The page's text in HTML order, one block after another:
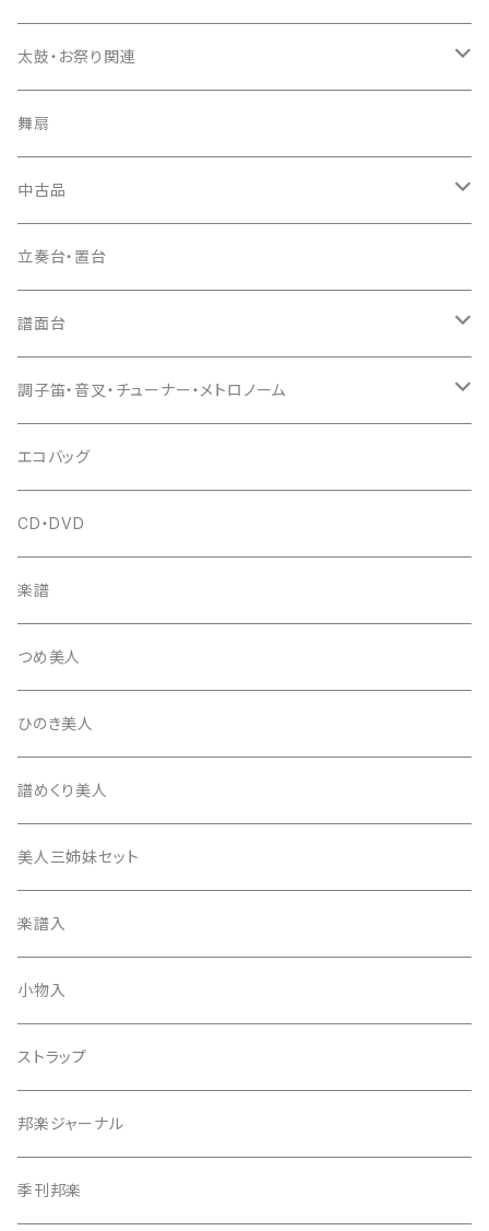
口前袋・尾布
爪・爪輪
爪入
爪駒入
猫足入
爪ばさみ
箏柱
柱入
平柱入
三角柱入
琴台
13絃用琴台（低）
13絃用琴台（高）
桐柱箱
消音フェルト
長トランク・三ツ折トランク
ソフトケース
雨用カバー
長袋・三ツ組袋・胴袋
胴掛
根緒
糸
(丸三) 寿糸
はつね糸
駒
地唄駒
長唄駒
糸駒入
爪駒入
撥入
一丁撥入
三角撥入（ファスナー式）
撥
長唄・民謡撥
地唄撥
撥さや
撥滑り止めゴム
ひざゴム・胴ゴム・おひざもと
天神袋
天神巾着
指すり
つぼシール
撥皮・撥皮のり
尺八袋
歌口キャップ
つゆ切り
篠笛（本体）
お祭り用６穴
お祭り用７穴
篠笛袋
太鼓・お祭り関連
太鼓（本体）
太鼓撥
手拍子（チャンチャン）
当り鉦
シュモク（当り鉦バチ）
舞扇
中古品
箏（本体）
三味線（本体）
立奏台・置台
譜面台
座奏用譜面台
立奏用譜面台
調子笛・音叉・チューナー・メトロノーム
調子笛・音叉
チューナー・メトロノーム
エコバッグ
CD・DVD
楽譜
つめ美人
ひのき美人
譜めくり美人
美人三姉妹セット
楽譜入
小物入
ストラップ
邦楽ジャーナル
季刊邦楽